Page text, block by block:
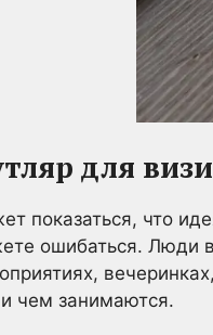
для
показаться, что
ошибаться. Люди
чем занимаются.